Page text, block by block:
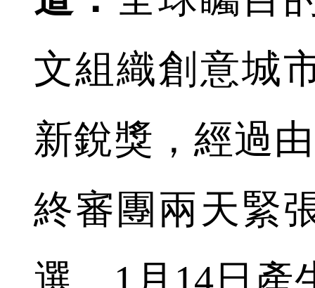
文組織創意城
新銳獎，經過
終審團兩天緊